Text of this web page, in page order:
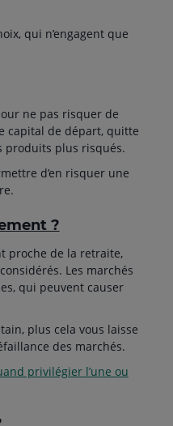
qui n’engagent que
ne pas risquer de
capital de départ, quitte
produits plus risqués.
d’en risquer une
?
proche de la retraite,
Les marchés
qui peuvent causer
plus cela vous laisse
des marchés.
privilégier l’une ou